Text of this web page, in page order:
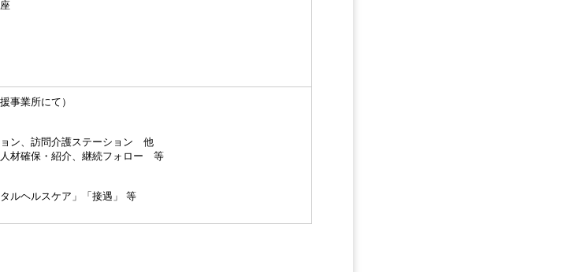
事業所にて）
、訪問介護ステーション 他
保・紹介、継続フォロー 等
ルスケア」「接遇」 等